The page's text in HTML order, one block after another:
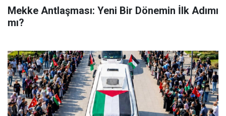
Mekke Antlaşması: Yeni Bir Dönemin İlk Adımı
mı?